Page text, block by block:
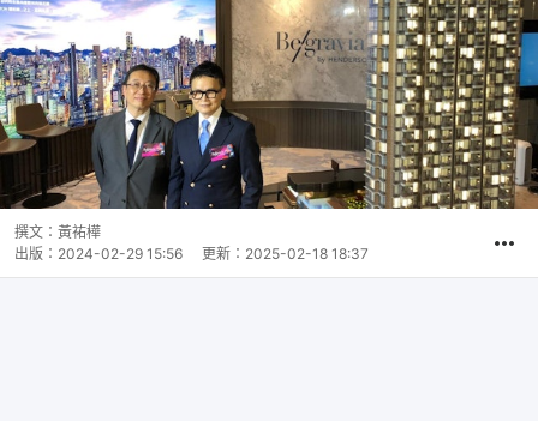
撰文： 黃祐樺
出版： 2024-02-29 15:56 更新： 2025-02-18 18:37